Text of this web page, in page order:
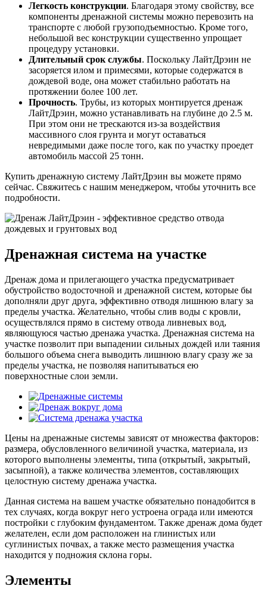
Легкость конструкции. Благодаря этому свойству, все
компоненты дренажной системы можно перевозить на
транспорте с любой грузоподъемностью. Кроме того,
небольшой вес конструкции существенно упрощает
процедуру установки.
Длительный срок службы. Поскольку ЛайтДрэин не
засоряется илом и примесями, которые содержатся в
дождевой воде, она может стабильно работать на
протяжении более 100 лет.
Прочность. Трубы, из которых монтируется дренаж
ЛайтДрэин, можно устанавливать на глубине до 2.5 м.
При этом они не трескаются из-за воздействия
массивного слоя грунта и могут оставаться
невредимыми даже после того, как по участку проедет
автомобиль массой 25 тонн.
Купить дренажную систему ЛайтДрэин вы можете прямо
сейчас. Свяжитесь с нашим менеджером, чтобы уточнить все
подробности.
Дренажная система на участке
Дренаж дома и прилегающего участка предусматривает
обустройство водосточной и дренажной систем, которые бы
дополняли друг друга, эффективно отводя лишнюю влагу за
пределы участка. Желательно, чтобы слив воды с кровли,
осуществлялся прямо в систему отвода ливневых вод,
являющуюся частью дренажа участка. Дренажная система на
участке позволит при выпадении сильных дождей или таяния
большого объема снега выводить лишнюю влагу сразу же за
пределы участка, не позволяя напитываться ею
поверхностные слои земли.
Цены на дренажные системы зависят от множества факторов:
размера, обусловленного величиной участка, материала, из
которого выполнены элементы, типа (открытый, закрытый,
засыпной), а также количества элементов, составляющих
целостную систему дренажа участка.
Данная система на вашем участке обязательно понадобится в
тех случаях, когда вокруг него устроена ограда или имеются
постройки с глубоким фундаментом. Также дренаж дома будет
желателен, если дом расположен на глинистых или
суглинистых почвах, а также место размещения участка
находится у подножия склона горы.
Элементы